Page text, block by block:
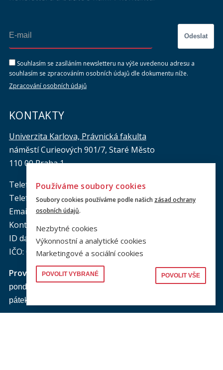
Odeslat
Souhlasím se zasíláním newsletteru na výše uvedenou adresu a
souhlasím se zpracováním osobních údajů dle dokumentu níže.
Zpracování osobních údajů
KONTAKTY
Univerzita Karlova, Právnická fakulta
náměstí Curieových 901/7, Staré Město
110 00 Praha 1
Telefon: +420 221 005 111
Telefon podatelna:+420 221 005 264
Email podatelna: podatelna@prf.cuni.cz
Kontakt pro média: komunikace@prf.cuni.cz
ID datové schránky: piyj9b4
IČO: 00216208
Provozní dobapodatelny PF UK
pondělí až čtvrtek: od 9.00 do 16.00 hod.
pátek: od 9.00 do 15.00 hod.
Používáme soubory cookies
Soubory cookies používáme podle našich zásad ochrany
osobních údajů.
Nezbytné cookies
Výkonnostní a analytické cookies
Marketingové a sociální cookies
POVOLIT VYBRANÉ POVOLIT VŠE